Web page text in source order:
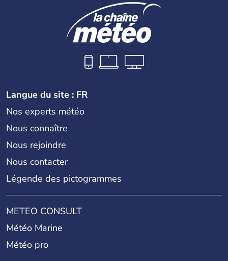
Langue du site : FR
Nos experts météo
Nous connaître
Nous rejoindre
Nous contacter
Légende des pictogrammes
METEO CONSULT
Météo Marine
Météo pro